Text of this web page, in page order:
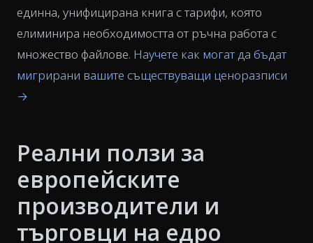
единна, унифицирана книга с тарифи, която
елиминира необходимостта от ръчна работа с
множество файлове. Научете как могат да бъдат
мигрирани вашите съществуващи ценоразписи
→
Реални ползи за
европейските
производители и
търговци на едро